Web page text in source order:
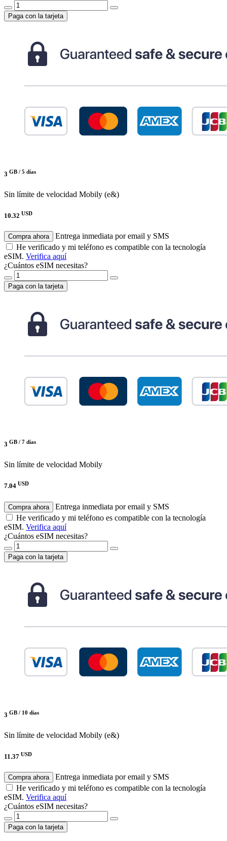
Paga con la tarjeta
3 GB / 5 días
Sin límite de velocidad Mobily (e&)
10.32 USD
Compra ahora
Entrega inmediata por email y SMS
He verificado y mi teléfono es compatible con la tecnología
eSIM. Verifica aquí
¿Cuántos eSIM necesitas?
Paga con la tarjeta
3 GB / 7 días
Sin límite de velocidad Mobily
7.04 USD
Compra ahora
Entrega inmediata por email y SMS
He verificado y mi teléfono es compatible con la tecnología
eSIM. Verifica aquí
¿Cuántos eSIM necesitas?
Paga con la tarjeta
3 GB / 10 días
Sin límite de velocidad Mobily (e&)
11.37 USD
Compra ahora
Entrega inmediata por email y SMS
He verificado y mi teléfono es compatible con la tecnología
eSIM. Verifica aquí
¿Cuántos eSIM necesitas?
Paga con la tarjeta